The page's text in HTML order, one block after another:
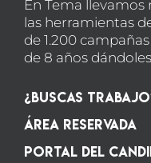
En Tema llevamos
las herramientas
de 1.200
de 8 años
¿Buscas
Área Reservada
Portal del